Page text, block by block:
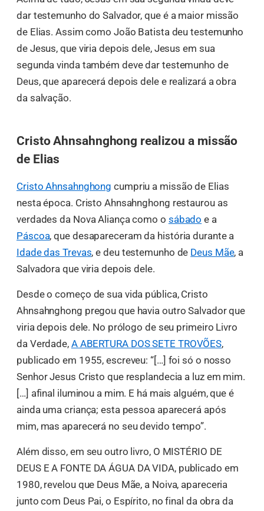
dar testemunho do Salvador, que é a maior missão
de Elias. Assim como João Batista deu testemunho
de Jesus, que viria depois dele, Jesus em sua
segunda vinda também deve dar testemunho de
Deus, que aparecerá depois dele e realizará a obra
da salvação.
Cristo Ahnsahnghong realizou a missão
de Elias
Cristo Ahnsahnghong cumpriu a missão de Elias
nesta época. Cristo Ahnsahnghong restaurou as
verdades da Nova Aliança como o sábado e a
Páscoa, que desapareceram da história durante a
Idade das Trevas, e deu testemunho de Deus Mãe, a
Salvadora que viria depois dele.
Desde o começo de sua vida pública, Cristo
Ahnsahnghong pregou que havia outro Salvador que
viria depois dele. No prólogo de seu primeiro Livro
da Verdade, A ABERTURA DOS SETE TROVÕES,
publicado em 1955, escreveu: “[…] foi só o nosso
Senhor Jesus Cristo que resplandecia a luz em mim.
[…] afinal iluminou a mim. E há mais alguém, que é
ainda uma criança; esta pessoa aparecerá após
mim, mas aparecerá no seu devido tempo”.
Além disso, em seu outro livro, O MISTÉRIO DE
DEUS E A FONTE DA ÁGUA DA VIDA, publicado em
1980, revelou que Deus Mãe, a Noiva, apareceria
junto com Deus Pai, o Espírito, no final da obra da